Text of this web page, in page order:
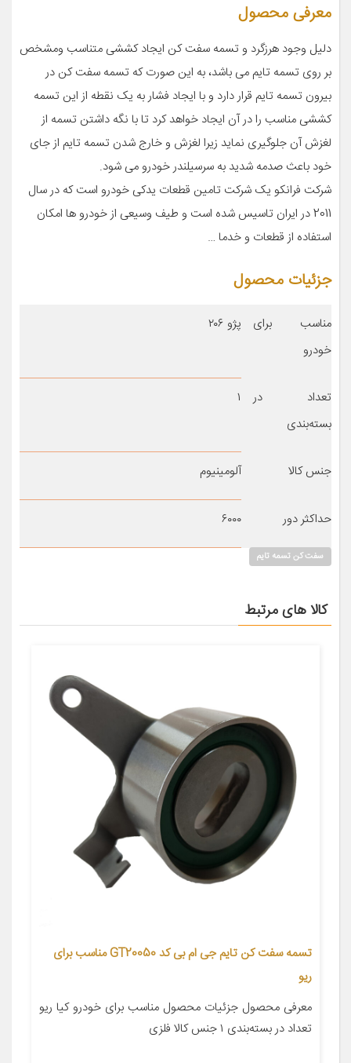
معرفی محصول
دلیل وجود هرزگرد و تسمه سفت کن ایجاد کششی متناسب ومشخص
بر روی تسمه تایم می باشد، به این صورت که تسمه سفت کن در
بیرون تسمه تایم قرار دارد و با ایجاد فشار به یک نقطه از این تسمه
کششی مناسب را در آن ایجاد خواهد کرد تا با نگه داشتن تسمه از
لغزش آن جلوگیری نماید زیرا لغزش و خارج شدن تسمه تایم از جای
خود باعث صدمه شدید به سرسیلندر خودرو می شود.
شرکت فرانکو یک شرکت تامین قطعات یدکی خودرو است که در سال
2011 در ایران تاسیس شده است و طیف وسیعی از خودرو ها امکان
استفاده از قطعات و خدما …
جزئیات محصول
مناسب برای
خودرو
پژو ۲۰۶
تعداد در
بسته‌بندی
۱
جنس کالا آلومینیوم
حداکثر دور ۶۰۰۰
سفت کن تسمه تایم
کالا های مرتبط
تسمه سفت کن تایم جی ام بی کد GT20050 مناسب برای
ریو
معرفی محصول جزئیات محصول مناسب برای خودرو کیا ریو
تعداد در بسته‌بندی ۱ جنس کالا فلزی